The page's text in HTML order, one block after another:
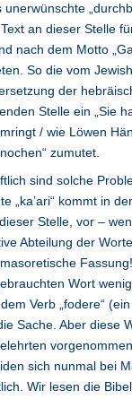
unerwünschte
an dieser Stelle
nach dem Motto
So die vom
der
Stelle ein „Sie
/ wie Löwen
zumutet.
sind solche
„ka’ari“ kommt in
Stelle, vor –
Abteilung der
Wort
Verb „fodere“
Sache. Aber diese
sich nunmal bei
Wir lesen die